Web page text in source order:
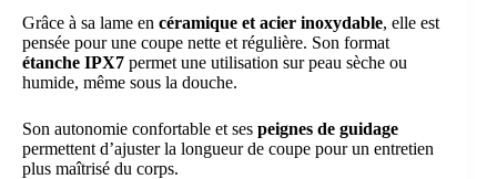
Grâce à sa lame en céramique et acier inoxydable, elle est
pensée pour une coupe nette et régulière. Son format
étanche IPX7 permet une utilisation sur peau sèche ou
humide, même sous la douche.
Son autonomie confortable et ses peignes de guidage
permettent d’ajuster la longueur de coupe pour un entretien
plus maîtrisé du corps.